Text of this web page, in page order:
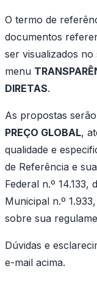
O termo de
documentos
ser visualizados no
menu
DIRETAS.
As propostas
PREÇO GLOBAL,
qualidade e
de Referência e
Federal n.º 14.133,
Municipal n.º
sobre sua
Dúvidas e
e-mail acima.